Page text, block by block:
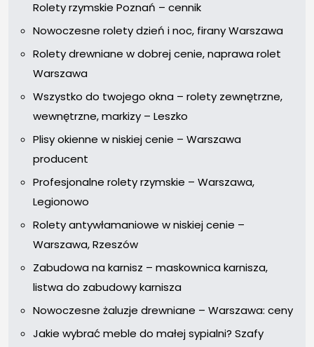
Rolety rzymskie Poznań – cennik
Nowoczesne rolety dzień i noc, firany Warszawa
Rolety drewniane w dobrej cenie, naprawa rolet
Warszawa
Wszystko do twojego okna – rolety zewnętrzne,
wewnętrzne, markizy – Leszko
Plisy okienne w niskiej cenie – Warszawa
producent
Profesjonalne rolety rzymskie – Warszawa,
Legionowo
Rolety antywłamaniowe w niskiej cenie –
Warszawa, Rzeszów
Zabudowa na karnisz – maskownica karnisza,
listwa do zabudowy karnisza
Nowoczesne żaluzje drewniane – Warszawa: ceny
Jakie wybrać meble do małej sypialni? Szafy